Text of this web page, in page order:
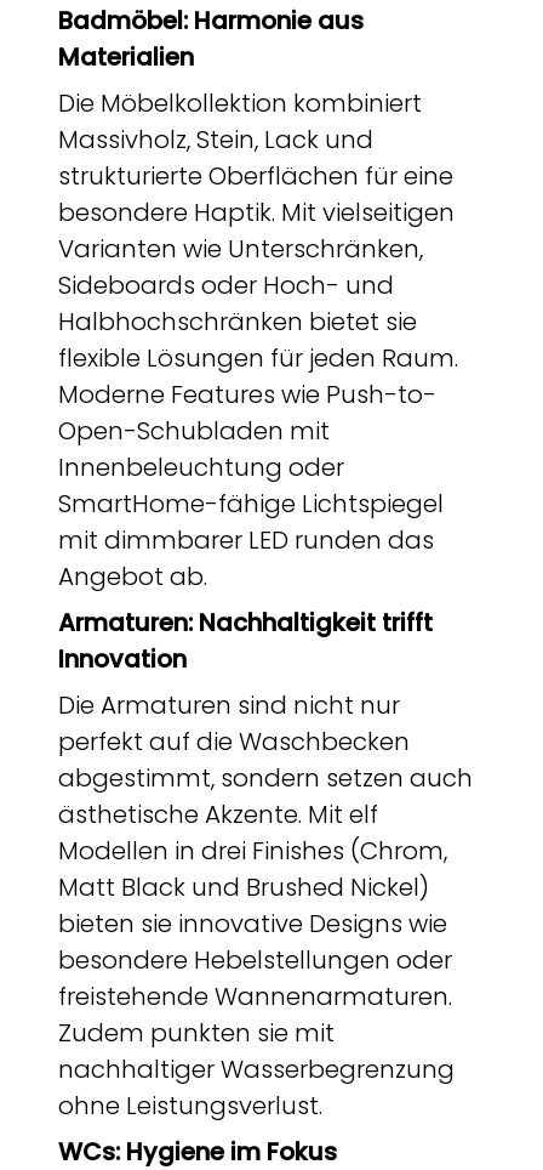
Badmöbel: Harmonie aus
Materialien
Die Möbelkollektion kombiniert
Massivholz, Stein, Lack und
strukturierte Oberflächen für eine
besondere Haptik. Mit vielseitigen
Varianten wie Unterschränken,
Sideboards oder Hoch- und
Halbhochschränken bietet sie
flexible Lösungen für jeden Raum.
Moderne Features wie Push-to-
Open-Schubladen mit
Innenbeleuchtung oder
SmartHome-fähige Lichtspiegel
mit dimmbarer LED runden das
Angebot ab.
Armaturen: Nachhaltigkeit trifft
Innovation
Die Armaturen sind nicht nur
perfekt auf die Waschbecken
abgestimmt, sondern setzen auch
ästhetische Akzente. Mit elf
Modellen in drei Finishes (Chrom,
Matt Black und Brushed Nickel)
bieten sie innovative Designs wie
besondere Hebelstellungen oder
freistehende Wannenarmaturen.
Zudem punkten sie mit
nachhaltiger Wasserbegrenzung
ohne Leistungsverlust.
WCs: Hygiene im Fokus